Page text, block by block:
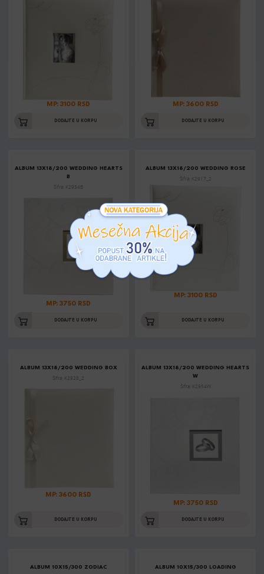
MP: 3100 RSD
DODAJTE U KORPU
MP: 3600 RSD
DODAJTE U KORPU
ALBUM 13X18/200 WEDDING HEARTS
B
Šifra: K2954B
MP: 3750 RSD
DODAJTE U KORPU
ALBUM 13X18/200 WEDDING ROSE
Šifra: K2917_2
MP: 3100 RSD
DODAJTE U KORPU
ALBUM 13X18/200 WEDDING BOX
Šifra: K2928_2
MP: 3600 RSD
DODAJTE U KORPU
ALBUM 13X18/200 WEDDING HEARTS
W
Šifra: K2954W
MP: 3750 RSD
DODAJTE U KORPU
ALBUM 10X15/300 ZODIAC ALBUM 10X15/300 LOADING